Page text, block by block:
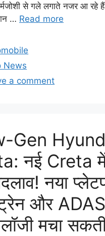
से गले लगाते नजर आ रहे
… Read more
News
a comment
Gen
नई Creta
नया
और ADAS
मचा